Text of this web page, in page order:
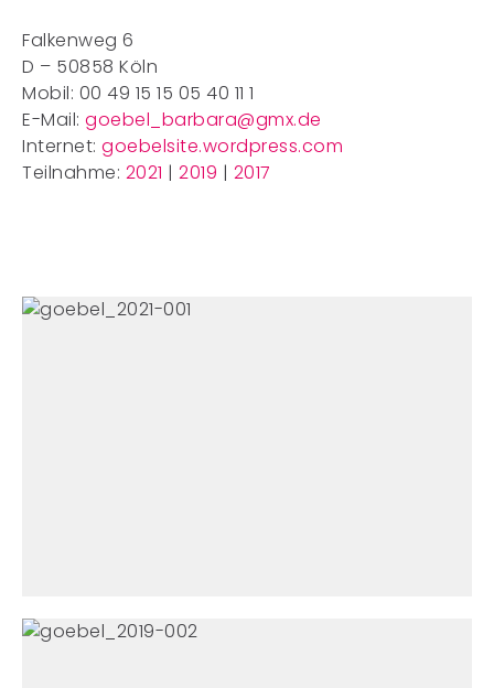
Falkenweg 6
D – 50858 Köln
Mobil: 00 49 15 15 05 40 11 1
E-Mail: goebel_barbara@gmx.de
Internet: goebelsite.wordpress.com
Teilnahme: 2021 | 2019 | 2017